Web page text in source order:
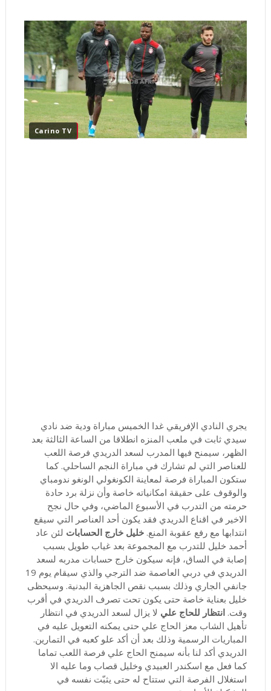
Carino TV
يجري النادي الإفريقي غدا الخميس مباراة ودية ضد نادي
سيدي ثابت في ملعب المنزه انطلاقا من الساعة الثالثة بعد
الظهر، سيمنح فيها المدرب لسعد الدريدي فرصة اللعب
للعناصر التي لم تشارك في مباراة النجم الساحلي. كما
ستكون المباراة فرصة لمعاينة الكونغولي الونغو ندومباي
والوقوف على حقيقة امكانياته خاصة وأن نزلة برد حادة
حرمته من التدرب في الأسبوع الماضي، وفي حال نجح
الاخير في اقناع الدريدي فقد يكون أحد العناصر التي سيقع
انتدابها مع رفع عقوبة المنع. خليل خارج الحسابات لئن عاد
أحمد خليل للتدرب مع المجموعة بعد غياب طويل بسبب
إصابة في الساق، فإنه سيكون خارج حسابات مدربه لسعد
الدريدي في دربي العاصمة ضد الترجي والذي سيقام يوم 19
جانفي الجاري وذلك بسبب نقص الجاهزية البدنية. وسيحظى
خليل بعناية خاصة حتى يكون تحت تصرف الدريدي في أقرب
وقت. انتظار للحاج علي لا يزال لسعد الدريدي في انتظار
تأهيل الشاب معز الحاج علي حتى يمكنه التعويل عليه في
المباريات الرسمية وذلك بعد أن أكد علو كعبه في التمارين.
الدريدي أكد لنا بأنه سيمنح الحاج علي فرصة اللعب تماما
كما فعل مع اسكندر العبيدي وخليل قصاب وما عليه الا
استغلال الفرصة التي ستتاح له حتى يثبّت نفسه في